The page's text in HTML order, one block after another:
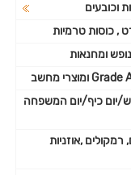
וכובעים
, כוסות טרמיות
ומחנאות
יום כיף/יום המשפחה
,אוזניות